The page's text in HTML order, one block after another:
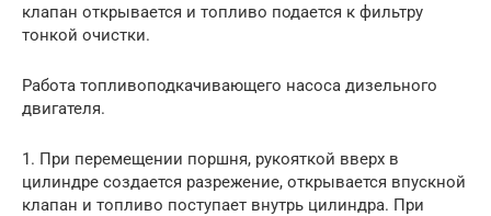
клапан открывается и топливо подается к фильтру
тонкой очистки.
Работа топливоподкачивающего насоса дизельного
двигателя.
1. При перемещении поршня, рукояткой вверх в
цилиндре создается разрежение, открывается впускной
клапан и топливо поступает внутрь цилиндра. При